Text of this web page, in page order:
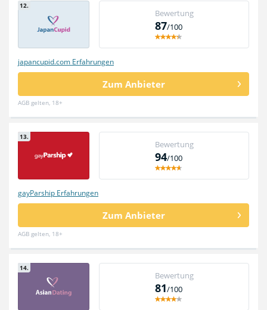
12.
Bewertung
87/100
japancupid.com Erfahrungen
Zum Anbieter
AGB gelten, 18+
13.
Bewertung
94/100
gayParship Erfahrungen
Zum Anbieter
AGB gelten, 18+
14.
Bewertung
81/100